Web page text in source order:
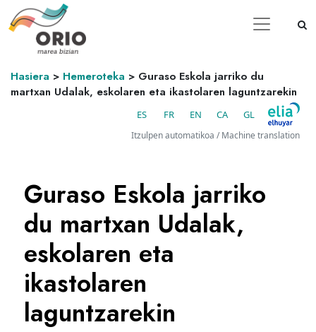
Hasiera > Hemeroteka > Guraso Eskola jarriko du
martxan Udalak, eskolaren eta ikastolaren laguntzarekin
ES FR EN CA GL
Itzulpen automatikoa / Machine translation
Guraso Eskola jarriko
du martxan Udalak,
eskolaren eta
ikastolaren
laguntzarekin